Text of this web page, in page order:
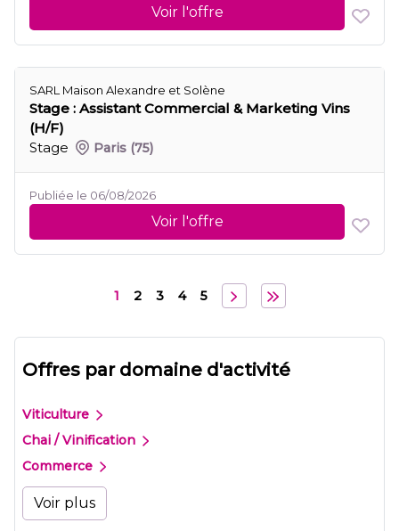
Voir l'offre
SARL Maison Alexandre et Solène
Stage : Assistant Commercial & Marketing Vins
(H/F)
Stage
Paris (75)
Publiée le 06/08/2026
Voir l'offre
1 2 3 4 5
Offres par domaine d'activité
Viticulture
Chai / Vinification
Commerce
Voir plus